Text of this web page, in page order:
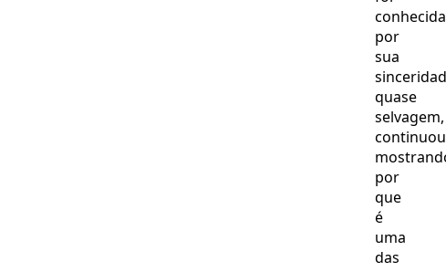
conhecida
por
sua
quase
selvagem,
continuou
por
que
é
uma
das